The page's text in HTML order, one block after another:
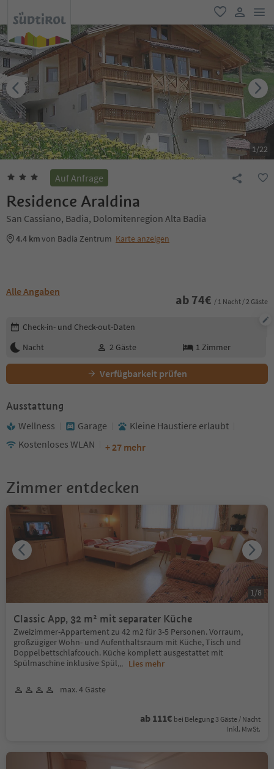
favorit
user link
1/22
Auf Anfrage
Residence Araldina
San Cassiano, Badia, Dolomitenregion Alta Badia
4.4 kmvon Badia Zentrum Karte anzeigen
Alle Angaben
ab 74€ / 1 Nacht / 2 Gäste
Buchungsdetails bearbeiten
Check-in- und Check-out-Daten
Nacht
2 Gäste 1 Zimmer
Verfügbarkeit prüfen
Ausstattung
Wellness Garage
Kleine Haustiere erlaubt
Kostenloses WLAN
+ 27 mehr
Zimmer entdecken
Classic App, 32 m² mit separater Küche
Zweizimmer-Appartement zu 42 m2 für 3-5 Personen. Vorraum,
großzügiger Wohn- und Aufenthaltsraum mit Küche, Tisch und
Doppelbettschlafcouch. Küche komplett ausgestattet mit
Spülmaschine inklusive Spül... Lies mehr
max. 4 Gäste
ab 111€ bei Belegung 3 Gäste / Nacht
Inkl. MwSt.
1/8